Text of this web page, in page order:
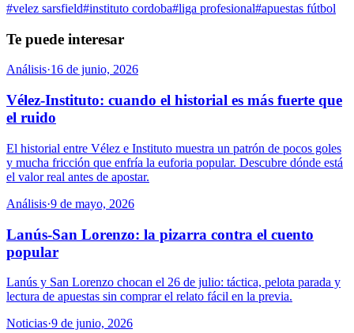
#velez sarsfield#instituto cordoba#liga profesional#apuestas fútbol
Te puede interesar
Análisis·16 de junio, 2026
Vélez-Instituto: cuando el historial es más fuerte que
el ruido
El historial entre Vélez e Instituto muestra un patrón de pocos goles
y mucha fricción que enfría la euforia popular. Descubre dónde está
el valor real antes de apostar.
Análisis·9 de mayo, 2026
Lanús-San Lorenzo: la pizarra contra el cuento
popular
Lanús y San Lorenzo chocan el 26 de julio: táctica, pelota parada y
lectura de apuestas sin comprar el relato fácil en la previa.
Noticias·9 de junio, 2026